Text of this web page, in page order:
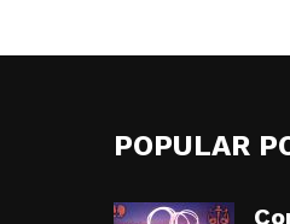
POPULAR